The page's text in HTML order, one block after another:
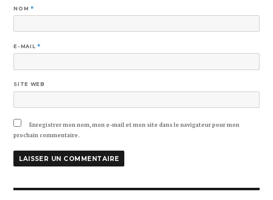
NOM *
E-MAIL *
SITE WEB
Enregistrer mon nom, mon e-mail et mon site dans le navigateur pour mon
prochain commentaire.